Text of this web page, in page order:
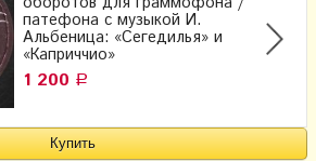
патефона с музыкой И.
Альбеница: «Сегедилья» и
«Каприччио»
1 200 Р